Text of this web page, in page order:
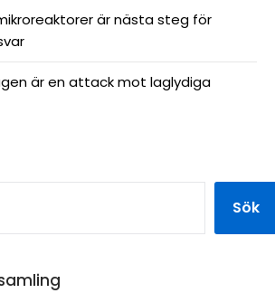
är nästa steg för
är en attack mot laglydiga
Sök